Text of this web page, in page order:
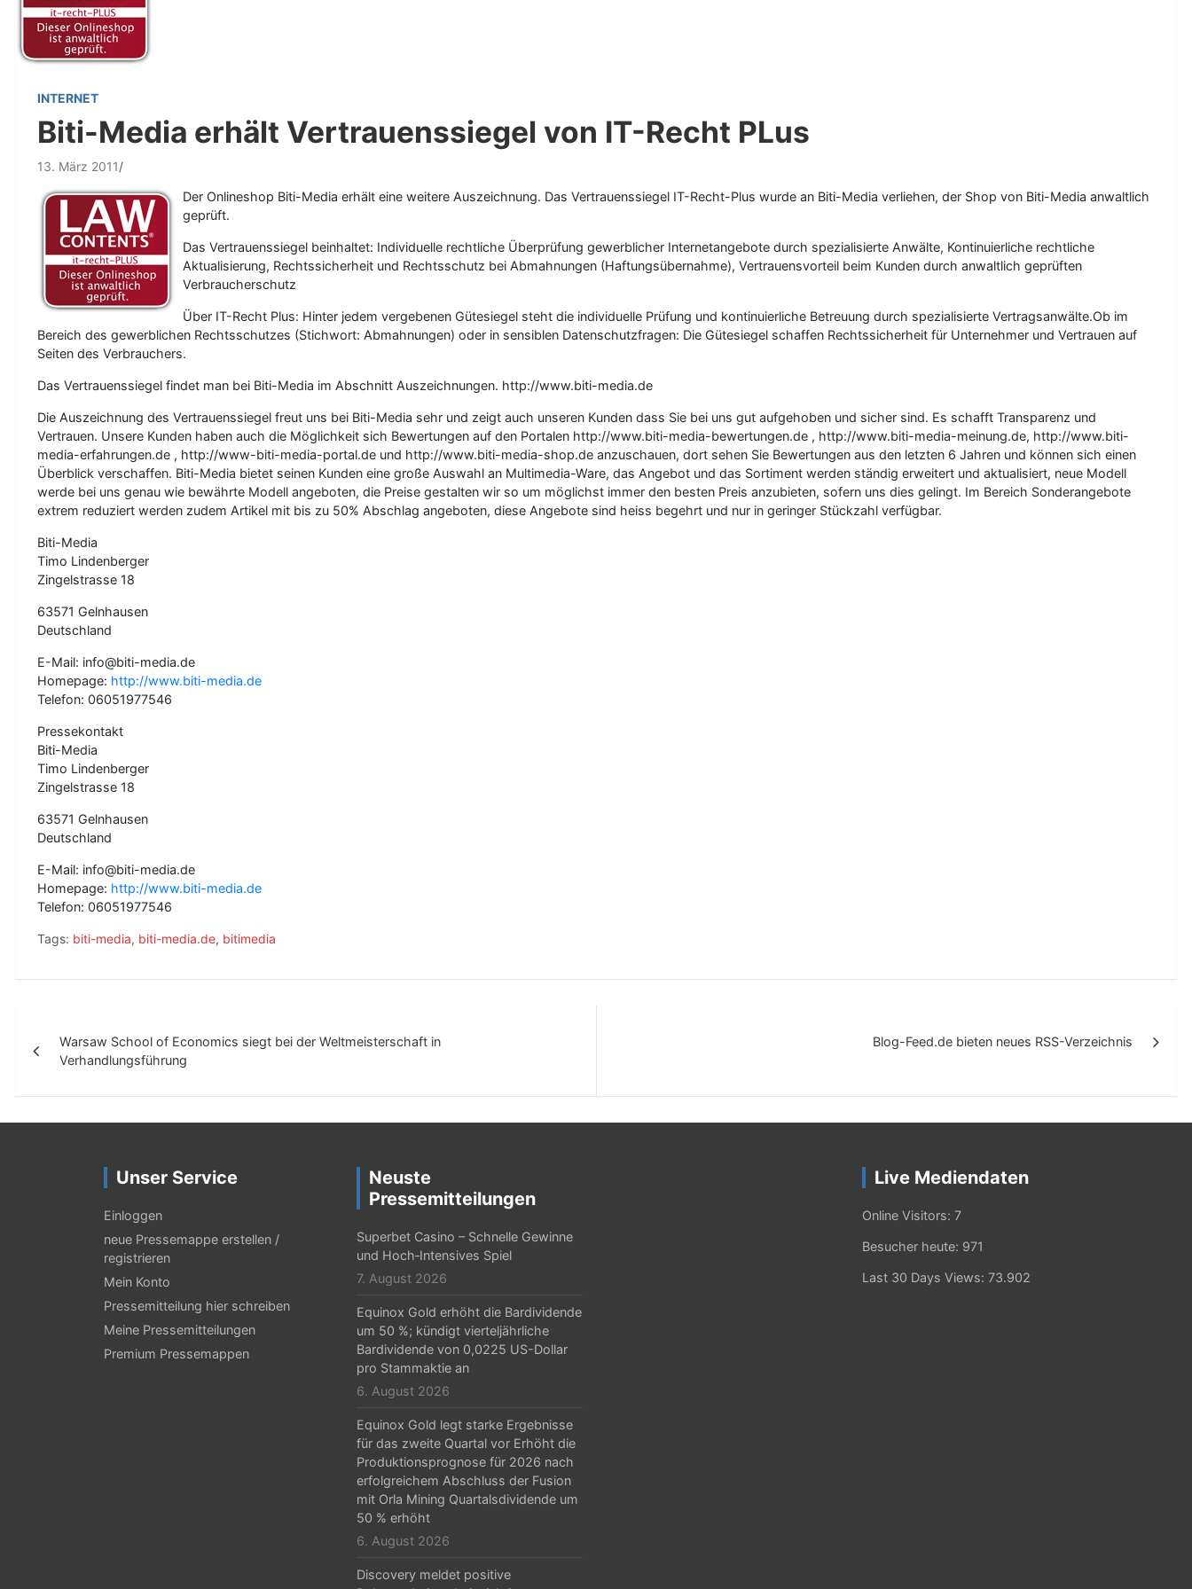
INTERNET
Biti-Media erhält Vertrauenssiegel von IT-Recht PLus
13. März 2011
Der Onlineshop Biti-Media erhält eine weitere Auszeichnung. Das Vertrauenssiegel IT-Recht-Plus wurde an Biti-Media verliehen, der Shop von Biti-Media anwaltlich
geprüft.
Das Vertrauenssiegel beinhaltet: Individuelle rechtliche Überprüfung gewerblicher Internetangebote durch spezialisierte Anwälte, Kontinuierliche rechtliche
Aktualisierung, Rechtssicherheit und Rechtsschutz bei Abmahnungen (Haftungsübernahme), Vertrauensvorteil beim Kunden durch anwaltlich geprüften
Verbraucherschutz
Über IT-Recht Plus: Hinter jedem vergebenen Gütesiegel steht die individuelle Prüfung und kontinuierliche Betreuung durch spezialisierte Vertragsanwälte.Ob im
Bereich des gewerblichen Rechtsschutzes (Stichwort: Abmahnungen) oder in sensiblen Datenschutzfragen: Die Gütesiegel schaffen Rechtssicherheit für Unternehmer und Vertrauen auf
Seiten des Verbrauchers.
Das Vertrauenssiegel findet man bei Biti-Media im Abschnitt Auszeichnungen. http://www.biti-media.de
Die Auszeichnung des Vertrauenssiegel freut uns bei Biti-Media sehr und zeigt auch unseren Kunden dass Sie bei uns gut aufgehoben und sicher sind. Es schafft Transparenz und
Vertrauen. Unsere Kunden haben auch die Möglichkeit sich Bewertungen auf den Portalen http://www.biti-media-bewertungen.de , http://www.biti-media-meinung.de, http://www.biti-
media-erfahrungen.de , http://www-biti-media-portal.de und http://www.biti-media-shop.de anzuschauen, dort sehen Sie Bewertungen aus den letzten 6 Jahren und können sich einen
Überblick verschaffen. Biti-Media bietet seinen Kunden eine große Auswahl an Multimedia-Ware, das Angebot und das Sortiment werden ständig erweitert und aktualisiert, neue Modell
werde bei uns genau wie bewährte Modell angeboten, die Preise gestalten wir so um möglichst immer den besten Preis anzubieten, sofern uns dies gelingt. Im Bereich Sonderangebote
extrem reduziert werden zudem Artikel mit bis zu 50% Abschlag angeboten, diese Angebote sind heiss begehrt und nur in geringer Stückzahl verfügbar.
Biti-Media
Timo Lindenberger
Zingelstrasse 18
63571 Gelnhausen
Deutschland
E-Mail: info@biti-media.de
Homepage: http://www.biti-media.de
Telefon: 06051977546
Pressekontakt
Biti-Media
Timo Lindenberger
Zingelstrasse 18
63571 Gelnhausen
Deutschland
E-Mail: info@biti-media.de
Homepage: http://www.biti-media.de
Telefon: 06051977546
Tags: biti-media, biti-media.de, bitimedia
Warsaw School of Economics siegt bei der Weltmeisterschaft in
Verhandlungsführung
Blog-Feed.de bieten neues RSS-Verzeichnis
Unser Service
Einloggen
neue Pressemappe erstellen /
registrieren
Mein Konto
Pressemitteilung hier schreiben
Meine Pressemitteilungen
Premium Pressemappen
Neuste
Pressemitteilungen
Superbet Casino – Schnelle Gewinne
und Hoch‑Intensives Spiel
7. August 2026
Equinox Gold erhöht die Bardividende
um 50 %; kündigt vierteljährliche
Bardividende von 0,0225 US-Dollar
pro Stammaktie an
6. August 2026
Equinox Gold legt starke Ergebnisse
für das zweite Quartal vor Erhöht die
Produktionsprognose für 2026 nach
erfolgreichem Abschluss der Fusion
mit Orla Mining Quartalsdividende um
50 % erhöht
6. August 2026
Discovery meldet positive
Live Mediendaten
Online Visitors: 7
Besucher heute: 971
Last 30 Days Views: 73.902